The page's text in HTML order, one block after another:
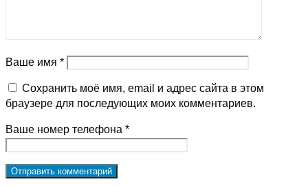
Ваше имя *
Сохранить моё имя, email и адрес сайта в этом
браузере для последующих моих комментариев.
Ваше номер телефона *